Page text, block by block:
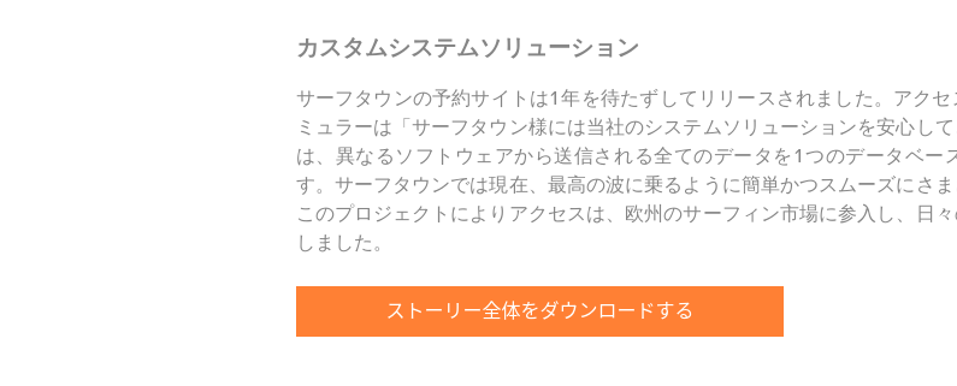
カスタムシステムソリューション
サーフタウンの予約サイトは1年を待たずしてリリースされました。アク
ミュラーは「サーフタウン様には当社のシステムソリューションを安心し
は、異なるソフトウェアから送信される全てのデータを1つのデータベー
す。サーフタウンでは現在、最高の波に乗るように簡単かつスムーズにさ
このプロジェクトによりアクセスは、欧州のサーフィン市場に参入し、日
しました。